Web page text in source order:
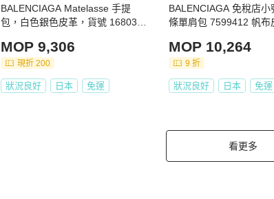
BALENCIAGA Matelasse 手提
包，白色銀色皮革，貨號 16803
MOP 9,306
現折 200
狀況良好 日本 免運
BALENCIAGA 免稅店小
條單肩包 7599412 帆布
MOP 10,264
9 折
狀況良好 日本 免運
看更多